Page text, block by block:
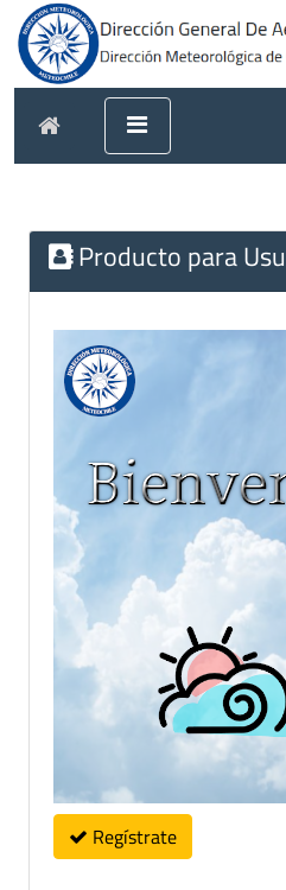
Producto para
Regístrate